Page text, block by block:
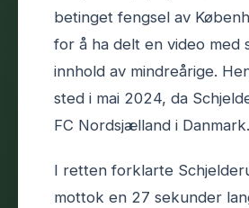
betinget fengsel av
for å ha delt en video med
innhold av mindreårige.
sted i mai 2024, da
FC Nordsjælland i Danmark.
I retten forklarte
mottok en 27 sekunder